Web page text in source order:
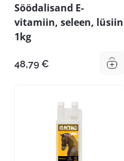
Söödalisand E-
vitamiin, seleen, lüsiin
1kg
48,79 €